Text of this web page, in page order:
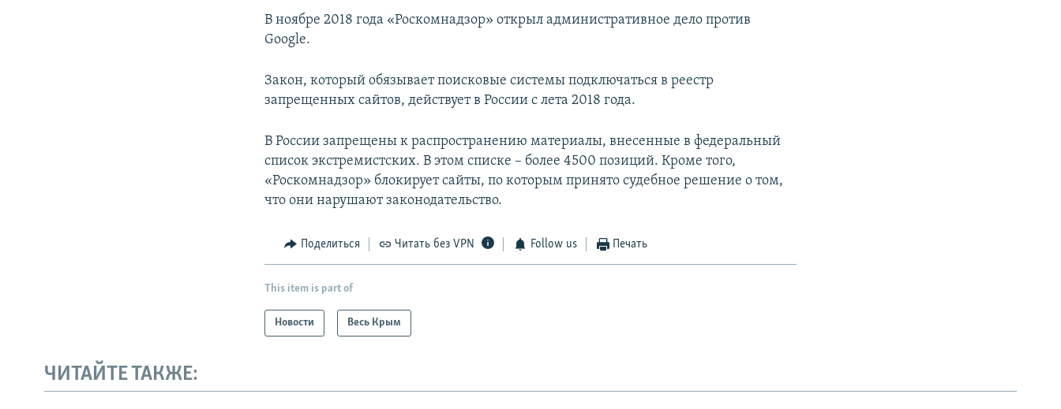
В ноябре 2018 года «Роскомнадзор» открыл административное дело против
Google.
Закон, который обязывает поисковые системы подключаться в реестр
запрещенных сайтов, действует в России с лета 2018 года.
В России запрещены к распространению материалы, внесенные в федеральный
список экстремистских. В этом списке – более 4500 позиций. Кроме того,
«Роскомнадзор» блокирует сайты, по которым принято судебное решение о том,
что они нарушают законодательство.
Поделиться Читать без VPN Follow us Печать
This item is part of
Новости Весь Крым
ЧИТАЙТЕ ТАКЖЕ: